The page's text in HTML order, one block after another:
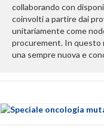
collaborando con
coinvolti a partire dai
unitariamente come
procurement. In questo
una sempre nuova e